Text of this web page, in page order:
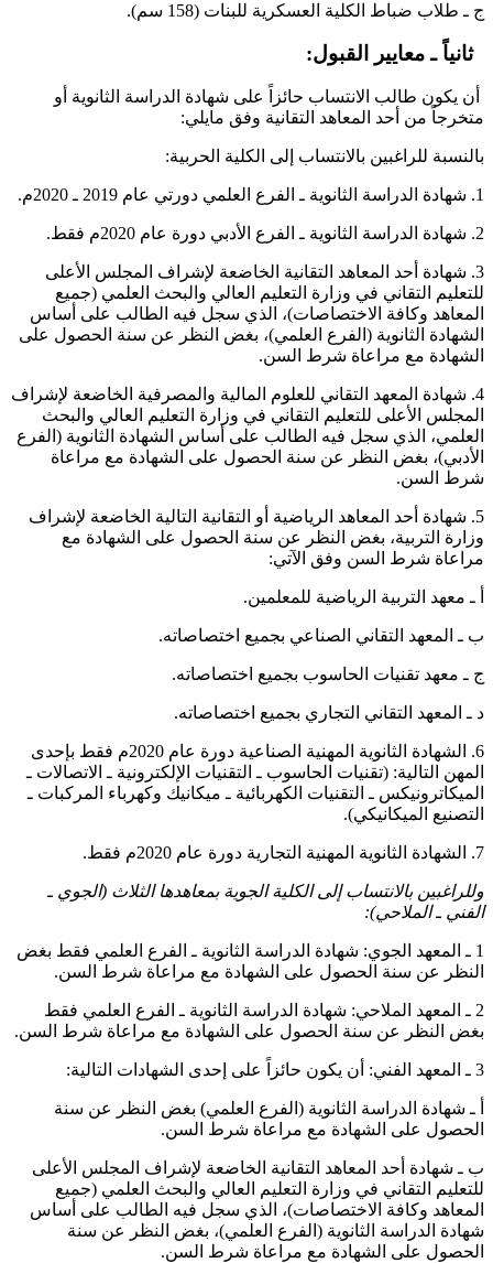
ج ـ طلاب ضباط الكلية العسكرية للبنات (158 سم).
ثانياً ـ معايير القبول:
أن يكون طالب الانتساب حائزاً على شهادة الدراسة الثانوية أو
متخرجاً من أحد المعاهد التقانية وفق مايلي:
بالنسبة للراغبين بالانتساب إلى الكلية الحربية:
1. شهادة الدراسة الثانوية ـ الفرع العلمي دورتي عام 2019 ـ 2020م.
2. شهادة الدراسة الثانوية ـ الفرع الأدبي دورة عام 2020م فقط.
3. شهادة أحد المعاهد التقانية الخاضعة لإشراف المجلس الأعلى
للتعليم التقاني في وزارة التعليم العالي والبحث العلمي (جميع
المعاهد وكافة الاختصاصات)، الذي سجل فيه الطالب على أساس
الشهادة الثانوية (الفرع العلمي)، بغض النظر عن سنة الحصول على
الشهادة مع مراعاة شرط السن.
4. شهادة المعهد التقاني للعلوم المالية والمصرفية الخاضعة لإشراف
المجلس الأعلى للتعليم التقاني في وزارة التعليم العالي والبحث
العلمي، الذي سجل فيه الطالب على أساس الشهادة الثانوية (الفرع
الأدبي)، بغض النظر عن سنة الحصول على الشهادة مع مراعاة
شرط السن.
5. شهادة أحد المعاهد الرياضية أو التقانية التالية الخاضعة لإشراف
وزارة التربية، بغض النظر عن سنة الحصول على الشهادة مع
مراعاة شرط السن وفق الآتي:
أ ـ معهد التربية الرياضية للمعلمين.
ب ـ المعهد التقاني الصناعي بجميع اختصاصاته.
ج ـ معهد تقنيات الحاسوب بجميع اختصاصاته.
د ـ المعهد التقاني التجاري بجميع اختصاصاته.
6. الشهادة الثانوية المهنية الصناعية دورة عام 2020م فقط بإحدى
المهن التالية: (تقنيات الحاسوب ـ التقنيات الإلكترونية ـ الاتصالات ـ
الميكاترونيكس ـ التقنيات الكهربائية ـ ميكانيك وكهرباء المركبات ـ
التصنيع الميكانيكي).
7. الشهادة الثانوية المهنية التجارية دورة عام 2020م فقط.
وللراغبين بالانتساب إلى الكلية الجوية بمعاهدها الثلاث (الجوي ـ
الفني ـ الملاحي):
1 ـ المعهد الجوي: شهادة الدراسة الثانوية ـ الفرع العلمي فقط بغض
النظر عن سنة الحصول على الشهادة مع مراعاة شرط السن.
2 ـ المعهد الملاحي: شهادة الدراسة الثانوية ـ الفرع العلمي فقط
بغض النظر عن سنة الحصول على الشهادة مع مراعاة شرط السن.
3 ـ المعهد الفني: أن يكون حائزاً على إحدى الشهادات التالية:
أ ـ شهادة الدراسة الثانوية (الفرع العلمي) بغض النظر عن سنة
الحصول على الشهادة مع مراعاة شرط السن.
ب ـ شهادة أحد المعاهد التقانية الخاضعة لإشراف المجلس الأعلى
للتعليم التقاني في وزارة التعليم العالي والبحث العلمي (جميع
المعاهد وكافة الاختصاصات)، الذي سجل فيه الطالب على أساس
شهادة الدراسة الثانوية (الفرع العلمي)، بغض النظر عن سنة
الحصول على الشهادة مع مراعاة شرط السن.